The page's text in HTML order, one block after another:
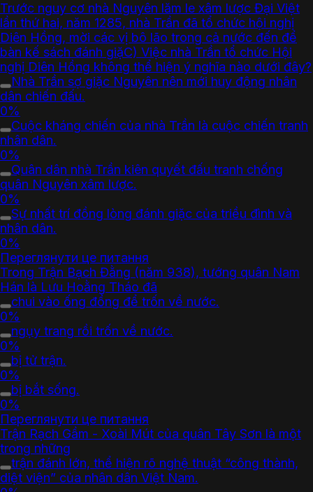
Trước nguy cơ nhà Nguyên lăm le xâm lược Đại Việt
lần thứ hai, năm 1285, nhà Trần đã tổ chức hội nghị
Diên Hồng, mời các vị bô lão trong cả nước đến để
bàn kế sách đánh giặC) Việc nhà Trần tổ chức Hội
nghị Diên Hồng không thể hiện ý nghĩa nào dưới đây?
Nhà Trần sợ giặc Nguyên nên mới huy động nhân
dân chiến đấu.
0%
Cuộc kháng chiến của nhà Trần là cuộc chiến tranh
nhân dân.
0%
Quân dân nhà Trần kiên quyết đấu tranh chống
quân Nguyên xâm lược.
0%
Sự nhất trí đồng lòng đánh giặc của triều đình và
nhân dân.
0%
Переглянути це питання
Trong Trận Bạch Đằng (năm 938), tướng quân Nam
Hán là Lưu Hoằng Tháo đã
chui vào ống đồng để trốn về nước.
0%
ngụy trang rồi trốn về nước.
0%
bị tử trận.
0%
bị bắt sống.
0%
Переглянути це питання
Trận Rạch Gầm - Xoài Mút của quân Tây Sơn là một
trong những
trận đánh lớn, thể hiện rõ nghệ thuật “công thành,
diệt viện” của nhân dân Việt Nam.